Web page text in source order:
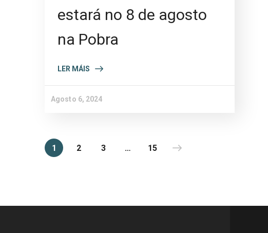
estará no 8 de agosto
na Pobra
LER MÁIS
Agosto 6, 2024
1 2 3 … 15